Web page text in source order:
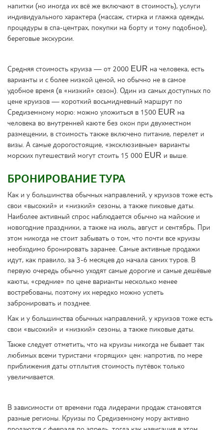
напитки (но иногда их всё же включают в стоимость), услуги
индивидуального характера (массаж, стирка и глажка одежды,
процедуры в спа-центрах, покупки на борту и тому подобное),
береговые экскурсии.
Средняя стоимость круиза — от 2000 EUR на человека, есть
варианты и с более низкой ценой, но обычно не в самое
удобное время (в «низкий» сезон). Один из самых доступных по
цене круизов — короткий восьмидневный маршрут по
Средиземному морю: можно уложиться в 1500 EUR на
человека во внутренней каюте без окон при двухместном
размещении, в стоимость также включено питание, перелет и
визы. А самые дорогостоящие, «эксклюзивные» варианты
морских путешествий могут стоить 15 000 EUR и выше.
БРОНИРОВАНИЕ ТУРА
Как и у большинства обычных направлений, у круизов тоже есть
свои «высокий» и «низкий» сезоны, а также пиковые даты.
Наиболее активный спрос наблюдается обычно на майские и
новогодние праздники, а также на июль, август и сентябрь. При
этом никогда не стоит забывать о том, что почти все круизы
необходимо бронировать заранее. Самые активные продажи
идут, как правило, за 3-6 месяцев до начала самих туров. В
первую очередь обычно уходят самые дорогие и самые дешёвые
каюты, «средние» по цене варианты несколько менее
востребованы, поэтому их нередко можно успеть
забронировать и позднее.
Как и у большинства обычных направлений, у круизов тоже есть
свои «высокий» и «низкий» сезоны, а также пиковые даты.
Также следует отметить, что на круизы никогда не бывает так
любимых всеми туристами «горящих» цен: напротив, по мере
приближения даты отплытия стоимость путёвок только
увеличивается.
В зависимости от времени года лидерами продаж становятся
разные регионы. Круизы по Средиземному мору активно